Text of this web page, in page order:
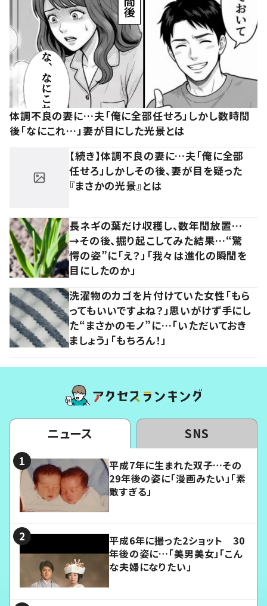
体調不良の妻に…夫「俺に全部任せろ」しかし数時間
後「なにこれ…」妻が目にした光景とは
【続き】体調不良の妻に…夫「俺に全部
任せろ」しかしその後、妻が目を疑った
『まさかの光景』とは
長ネギの葉だけ収穫し、数年間放置…
→その後、掘り起こしてみた結果…“驚
愕の姿”に「え？」「我々は進化の瞬間を
目にしたのか」
洗濯物のカゴを片付けていた女性「もら
ってもいいですよね？」思いがけず手にし
た“まさかのモノ”に…「いただいておき
ましょう」「もちろん！」
ニュース SNS
平成7年に生まれた双子…その
29年後の姿に「漫画みたい」「素
敵すぎる」
平成6年に撮った2ショット 30
年後の姿に…「美男美女」「こん
な夫婦になりたい」